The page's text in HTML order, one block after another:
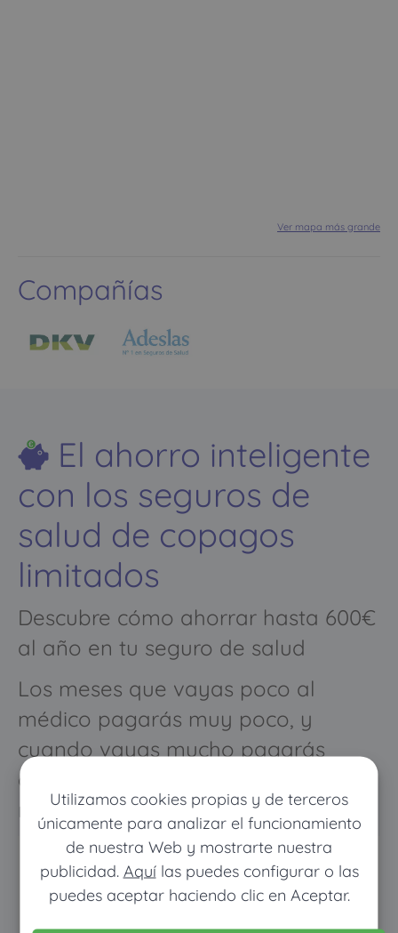
Utilizamos cookies propias y de terceros
únicamente para analizar el funcionamiento
de nuestra Web y mostrarte nuestra
publicidad. Aquílas puedes configurar o las
puedes aceptar haciendo clic en Aceptar.
Ver mapa más grande
Compañías
El ahorro inteligente
con los seguros de
salud de copagos
limitados
Descubre cómo ahorrar hasta 600€
al año en tu seguro de salud
Los meses que vayas poco al
médico pagarás muy poco, y
cuando vayas mucho pagarás
como con un seguro médico
normal